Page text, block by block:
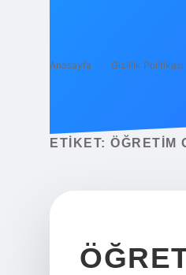
Anasayfa Gizlilik Politikası
ETIKET: ÖĞRETIM